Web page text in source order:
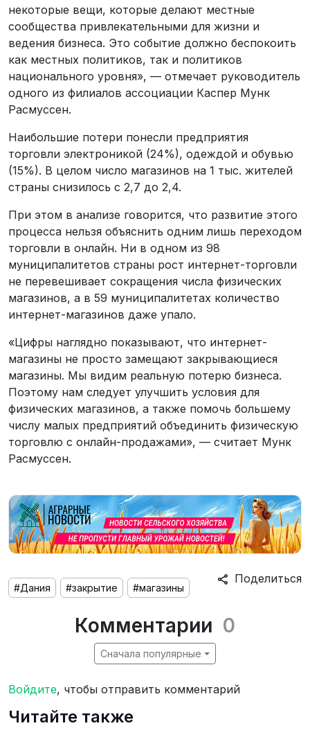
некоторые вещи, которые делают местные
сообщества привлекательными для жизни и
ведения бизнеса. Это событие должно беспокоить
как местных политиков, так и политиков
национального уровня», — отмечает руководитель
одного из филиалов ассоциации Каспер Мунк
Расмуссен.
Наибольшие потери понесли предприятия
торговли электроникой (24%), одеждой и обувью
(15%). В целом число магазинов на 1 тыс. жителей
страны снизилось с 2,7 до 2,4.
При этом в анализе говорится, что развитие этого
процесса нельзя объяснить одним лишь переходом
торговли в онлайн. Ни в одном из 98
муниципалитетов страны рост интернет-торговли
не перевешивает сокращения числа физических
магазинов, а в 59 муниципалитетах количество
интернет-магазинов даже упало.
«Цифры наглядно показывают, что интернет-
магазины не просто замещают закрывающиеся
магазины. Мы видим реальную потерю бизнеса.
Поэтому нам следует улучшить условия для
физических магазинов, а также помочь большему
числу малых предприятий объединить физическую
торговлю с онлайн-продажами», — считает Мунк
Расмуссен.
Поделиться
#Дания #закрытие #магазины
Комментарии 0
Сначала популярные
Войдите, чтобы отправить комментарий
Читайте также